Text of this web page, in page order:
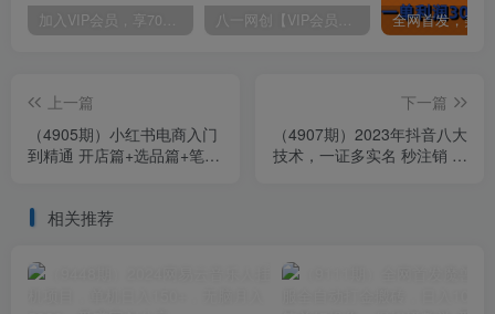
加入VIP会员，享70%的推广提成，免费学习多种网上创业课程，菜鸟秒变大神！ 八一网创【VIP会员专属交流群】
上一篇
（4905期）小红书电商入门
到精通 开店篇+选品篇+笔记
下一篇
（4907期）2023年抖音八大
技术，一证多实名 秒注销 断
相关推荐